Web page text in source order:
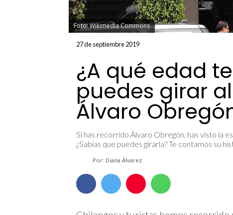
Foto: Wikimedia Commons
27 de septiembre 2019
¿A qué edad
puedes girar
Álvaro
Si has recorrido Álvaro Obregón, has visto la
¿Sabías que puedes girarla? Te contamos su
Por: Diana Álvarez